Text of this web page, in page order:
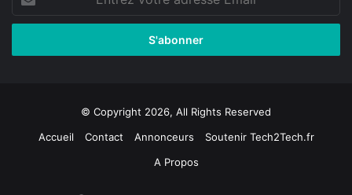
votre
adresse
© Copyright 2026, All Rights Reserved
Accueil
Contact Annonceurs
Soutenir Tech2Tech.fr
A Propos